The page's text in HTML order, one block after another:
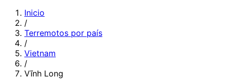
Inicio
/
Terremotos por país
/
Vietnam
/
Vĩnh Long